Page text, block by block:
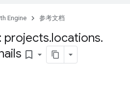
Engine 参考文档
projects.locations.
bookmark_border